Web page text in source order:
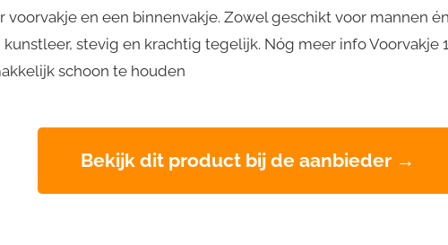
en een binnenvakje. Zowel geschikt voor mannen
stevig en krachtig tegelijk. Nóg meer info Voorvakje
schoon te houden
Bekijk dit product bij de aanbieder →